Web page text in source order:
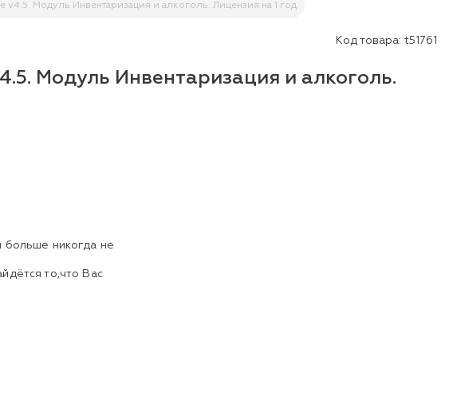
v4.5. Модуль Инвентаризация и алкоголь. Лицензия на 1 год
Код товара: t51761
Модуль Инвентаризация и алкоголь.
больше никогда не
то,что Вас